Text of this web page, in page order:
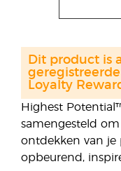
Highest
samengesteld
ontdekken van je
opbeurend,
Dit product is
Loyalty